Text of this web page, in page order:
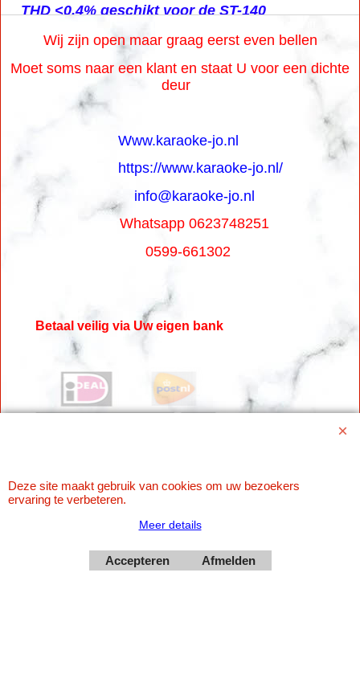
THD <0.4% geschikt voor de ST-140
Wij zijn open maar graag eerst even bellen
Moet soms naar een klant en staat U voor een dichte
deur
Www.karaoke-jo.nl
https://www.karaoke-jo.nl/
info@karaoke-jo.nl
Whatsapp 0623748251
0599-661302
Betaal veilig via Uw eigen bank
ShopFactory webwinkel
Deze site maakt gebruik van cookies om uw bezoekers
ervaring te verbeteren.
Meer details
Accepteren Afmelden